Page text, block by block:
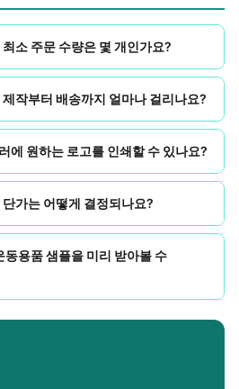
소 주문 수량은 몇 개인가요?
작부터 배송까지 얼마나 걸리나요?
에 원하는 로고를 인쇄할 수 있나요?
가는 어떻게 결정되나요?
용품 샘플을 미리 받아볼 수